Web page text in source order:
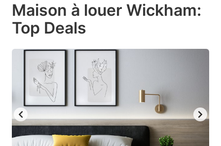
to
get
keyboard
shortcuts
for
changing
dates.
to
for
changing
dates.
Maison à louer Wickham:
Top Deals